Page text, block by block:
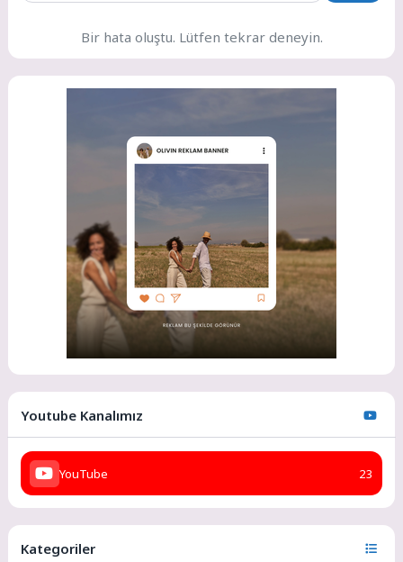
Bir hata oluştu. Lütfen tekrar deneyin.
Youtube Kanalımız
YouTube 23
Kategoriler